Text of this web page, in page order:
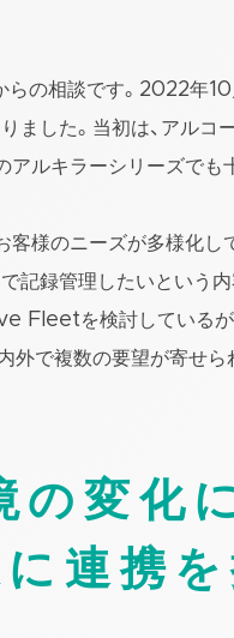
らの相談です。2022年
ました。当初は、アル
アルキラーシリーズでも
客様のニーズが多様化し
記録管理したいという
Fleetを検討しているが
外で複数の要望が寄せら
の変化
に連携